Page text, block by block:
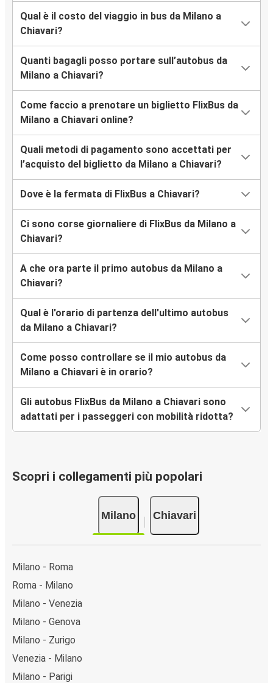
Qual è il costo del viaggio in bus da Milano a
Chiavari?
Quanti bagagli posso portare sull’autobus da
Milano a Chiavari?
Come faccio a prenotare un biglietto FlixBus da
Milano a Chiavari online?
Quali metodi di pagamento sono accettati per
l’acquisto del biglietto da Milano a Chiavari?
Dove è la fermata di FlixBus a Chiavari?
Ci sono corse giornaliere di FlixBus da Milano a
Chiavari?
A che ora parte il primo autobus da Milano a
Chiavari?
Qual è l'orario di partenza dell'ultimo autobus
da Milano a Chiavari?
Come posso controllare se il mio autobus da
Milano a Chiavari è in orario?
Gli autobus FlixBus da Milano a Chiavari sono
adattati per i passeggeri con mobilità ridotta?
Scopri i collegamenti più popolari
Milano Chiavari
Milano - Roma
Roma - Milano
Milano - Venezia
Milano - Genova
Milano - Zurigo
Venezia - Milano
Milano - Parigi